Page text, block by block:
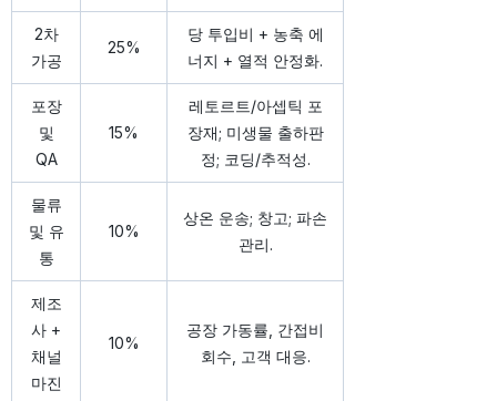
2차
가공
25%
당 투입비 + 농축 에
너지 + 열적 안정화.
포장
및
QA
15%
레토르트/아셉틱 포
장재; 미생물 출하판
정; 코딩/추적성.
물류
및 유
통
10%
상온 운송; 창고; 파손
관리.
제조
사 +
채널
마진
10%
공장 가동률, 간접비
회수, 고객 대응.